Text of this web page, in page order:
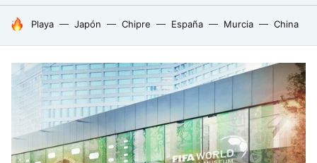
HOY SE HABLA DE
Playa Japón Chipre España Murcia China